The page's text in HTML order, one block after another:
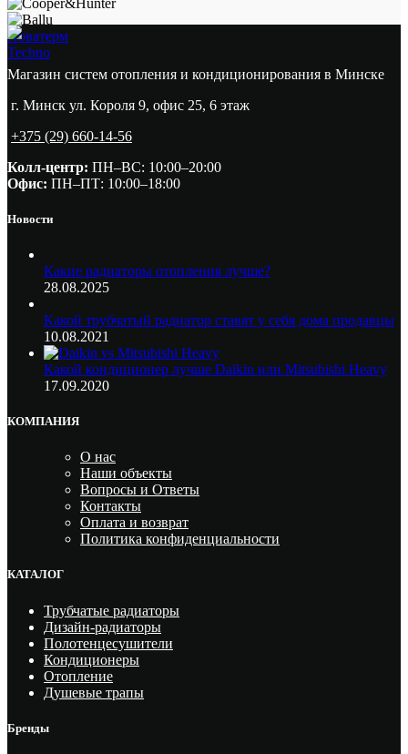
Новатерм
Techno
Магазин систем отопления и кондиционирования в Минске
г. Минск ул. Короля 9, офис 25, 6 этаж
+375 (29) 660-14-56
Колл-центр: ПН–ВС: 10:00–20:00​
Офис: ПН–ПТ: 10:00–18:00
Новости
Какие радиаторы отопления лучше?
28.08.2025
Какой трубчатый радиатор ставят у себя дома продавцы
10.08.2021
Какой кондиционер лучше Daikin или Mitsubishi Heavy
17.09.2020
КОМПАНИЯ
О нас
Наши объекты
Вопросы и Ответы
Контакты
Оплата и возврат
Политика конфиденциальности
КАТАЛОГ
Трубчатые радиаторы
Дизайн-радиаторы
Полотенцесушители
Кондиционеры
Отопление
Душевые трапы
Бренды